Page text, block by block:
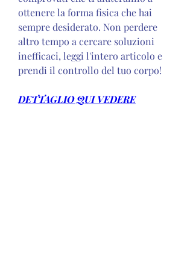
ottenere la forma fisica che hai
sempre desiderato. Non perdere
altro tempo a cercare soluzioni
inefficaci, leggi l'intero articolo e
prendi il controllo del tuo corpo!
DETTAGLIO QUI VEDERE